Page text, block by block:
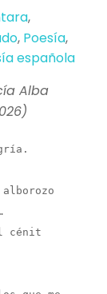
,
, Poesía,
española
Alba
cénit